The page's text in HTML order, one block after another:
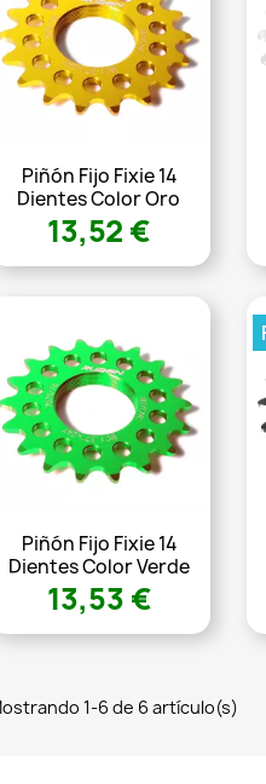
Piñón Fijo Fixie 14
Dientes Color Oro
13,52 €
Piñón Fijo Fixie 14
Dientes Color Verde
13,53 €
1-6 de 6 artículo(s)